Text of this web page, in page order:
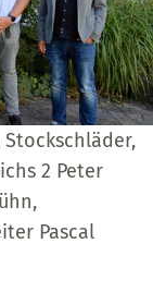
2 Peter
Pascal